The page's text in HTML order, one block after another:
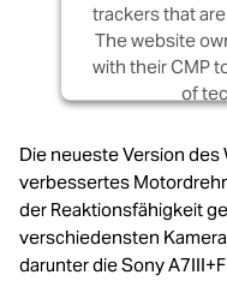
trackers that
The website
with their CMP
of
Die neueste Version des
verbessertes
der Reaktionsfähigkeit
verschiedensten
darunter die Sony